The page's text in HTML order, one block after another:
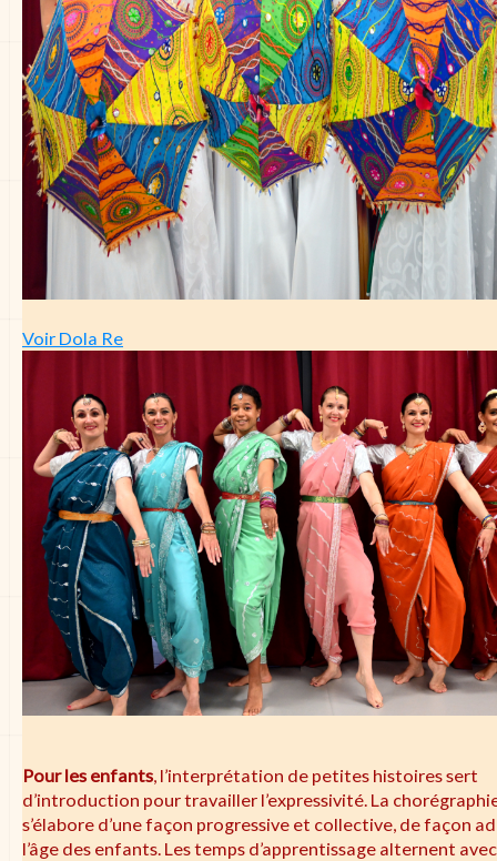
Voir Dola Re
Pour les enfants, l’interprétation de petites histoires sert
d’introduction pour travailler l’expressivité. La
s’élabore d’une façon progressive et collective, de façon
l’âge des enfants. Les temps d’apprentissage alternent